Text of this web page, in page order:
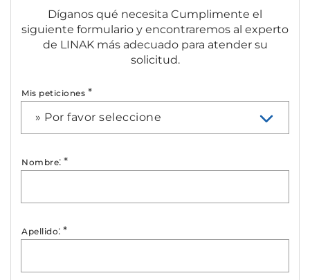
Díganos qué necesita Cumplimente el
siguiente formulario y encontraremos al experto
de LINAK más adecuado para atender su
solicitud.
Mis peticiones *
» Por favor seleccione
Nombre: *
Apellido: *